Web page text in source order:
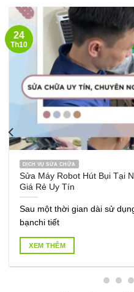
DỊCH VỤ SỬA CHỮA
Sửa Máy Robot Hút Bụi Tại
Giá Rẻ Uy Tín
Sau một thời gian dài sử
bạnchi tiết
XEM THÊM
24
Th10